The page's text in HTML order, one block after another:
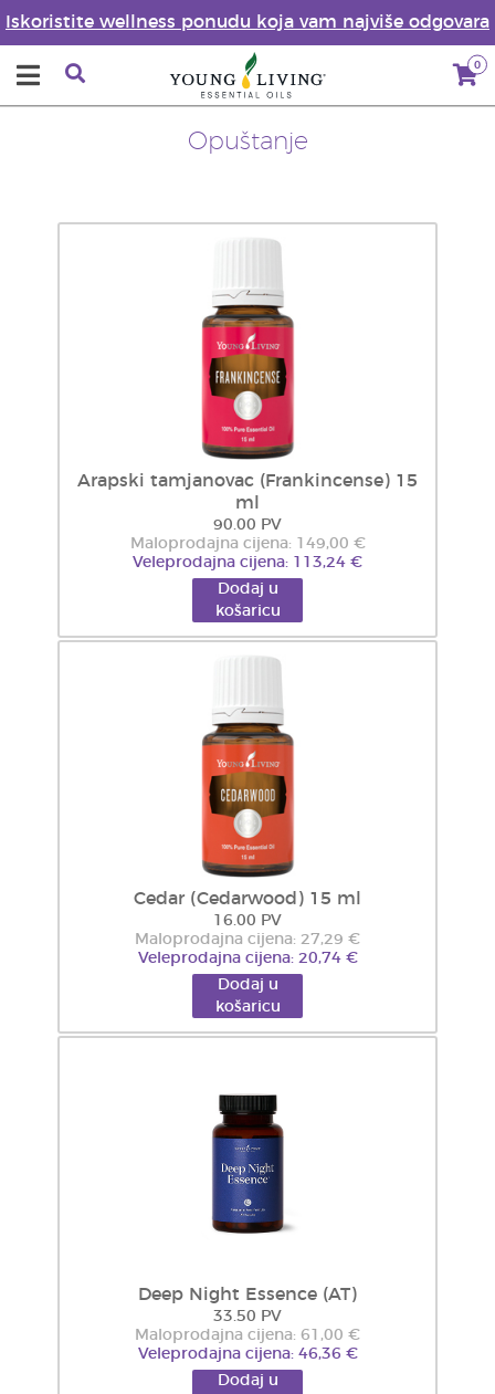
Iskoristite wellness ponudu koja vam najviše odgovara
0
Opuštanje
Arapski tamjanovac (Frankincense) 15
ml
90.00 PV
Maloprodajna cijena: 149,00 €
Veleprodajna cijena: 113,24 €
Dodaj u
košaricu
Cedar (Cedarwood) 15 ml
16.00 PV
Maloprodajna cijena: 27,29 €
Veleprodajna cijena: 20,74 €
Dodaj u
košaricu
Deep Night Essence (AT)
33.50 PV
Maloprodajna cijena: 61,00 €
Veleprodajna cijena: 46,36 €
Dodaj u